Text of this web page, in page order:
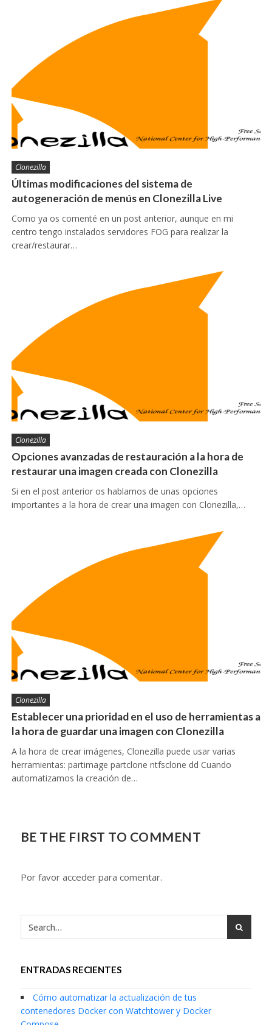
Clonezilla
Últimas modificaciones del sistema de
autogeneración de menús en Clonezilla Live
Como ya os comenté en un post anterior, aunque en mi
centro tengo instalados servidores FOG para realizar la
crear/restaurar…
Clonezilla
Opciones avanzadas de restauración a la hora de
restaurar una imagen creada con Clonezilla
Si en el post anterior os hablamos de unas opciones
importantes a la hora de crear una imagen con Clonezilla,…
Clonezilla
Establecer una prioridad en el uso de herramientas a
la hora de guardar una imagen con Clonezilla
A la hora de crear imágenes, Clonezilla puede usar varias
herramientas: partimage partclone ntfsclone dd Cuando
automatizamos la creación de…
BE THE FIRST TO COMMENT
Por favor acceder para comentar.
ENTRADAS RECIENTES
Cómo automatizar la actualización de tus
contenedores Docker con Watchtower y Docker